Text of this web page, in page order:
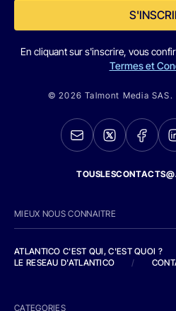
En cliquant sur s'inscrire, vous
Termes et
© 2026 Talmont Media
MIEUX NOUS CONNAITRE
ATLANTICO C'EST QUI, C'EST QUOI ?
LE RESEAU D'ATLANTICO
/
CATEGORIES